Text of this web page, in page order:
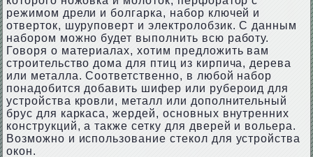
режимом дрели и болгарка, набор ключей и
отверток, шуруповерт и электролобзик. С данным
набором можно будет выполнить всю работу.
Говоря о материалах, хотим предложить вам
строительство дома для птиц из кирпича, дерева
или металла. Соответственно, в любой набор
понадобится добавить шифер или рубероид для
устройства кровли, металл или дополнительный
брус для каркаса, жердей, основных внутренних
конструкций, а также сетку для дверей и вольера.
Возможно и использование стекол для устройства
окон.